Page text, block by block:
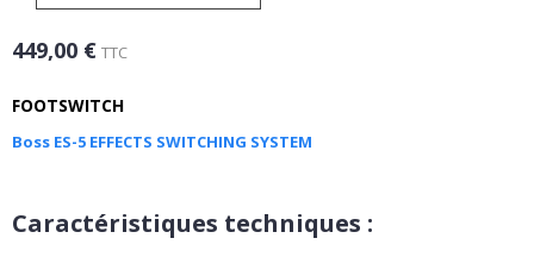
449,00 € TTC
FOOTSWITCH
Boss ES-5 EFFECTS SWITCHING SYSTEM
Caractéristiques techniques :